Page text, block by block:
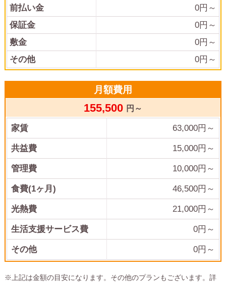
前払い金
0円～
保証金
0円～
敷金
0円～
その他
0円～
月額費用
155,500 円～
家賃 63,000円～
共益費 15,000円～
管理費 10,000円～
食費(1ヶ月) 46,500円～
光熱費 21,000円～
生活支援サービス費 0円～
その他 0円～
※上記は金額の目安になります。その他のプランもございます。詳